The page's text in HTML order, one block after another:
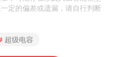
定的偏差或遗漏，请自行判断
超级电容